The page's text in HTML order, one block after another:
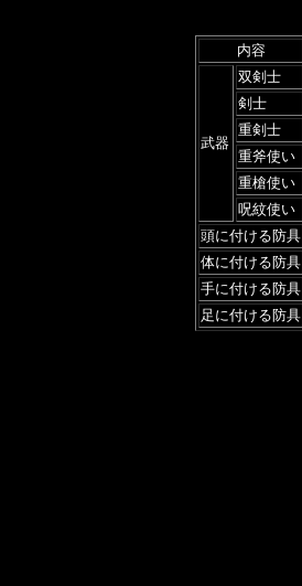
内容
武器
双剣士
剣士
重剣士
重斧使い
重槍使い
呪紋使い
頭に付ける防具
体に付ける防具
手に付ける防具
足に付ける防具